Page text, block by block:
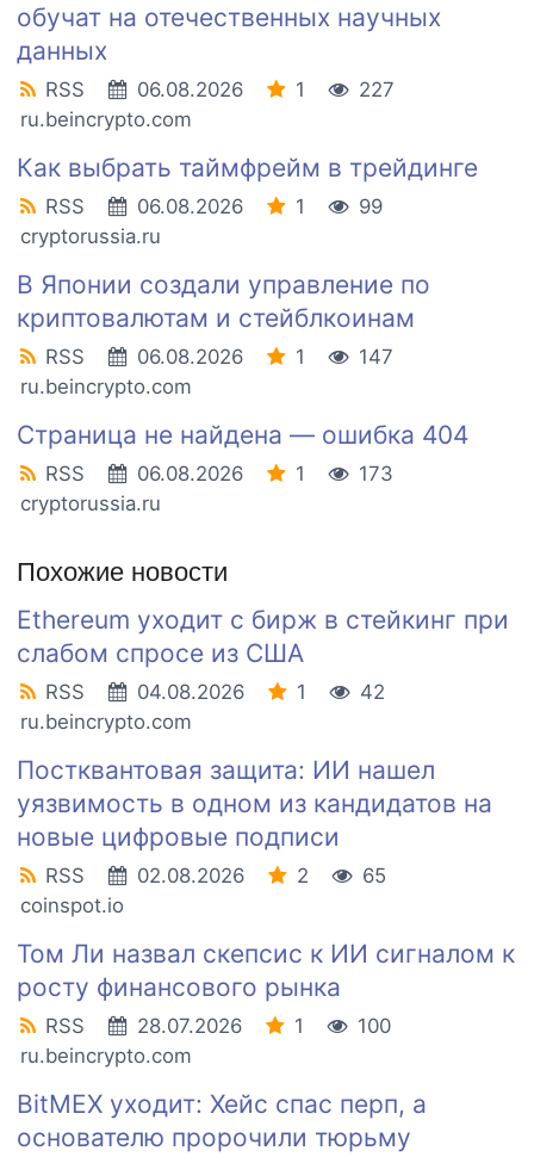
обучат на отечественных научных
данных
RSS 06.08.2026 1
227
ru.beincrypto.com
Как выбрать таймфрейм в трейдинге
RSS 06.08.2026 1
99
cryptorussia.ru
В Японии создали управление по
криптовалютам и стейблкоинам
RSS 06.08.2026 1
147
ru.beincrypto.com
Страница не найдена — ошибка 404
RSS 06.08.2026 1
173
cryptorussia.ru
Похожие новости
Ethereum уходит с бирж в стейкинг при
слабом спросе из США
RSS 04.08.2026 1
42
ru.beincrypto.com
Постквантовая защита: ИИ нашел
уязвимость в одном из кандидатов на
новые цифровые подписи
RSS 02.08.2026 2
65
coinspot.io
Том Ли назвал скепсис к ИИ сигналом к
росту финансового рынка
RSS 28.07.2026 1
100
ru.beincrypto.com
BitMEX уходит: Хейс спас перп, а
основателю пророчили тюрьму